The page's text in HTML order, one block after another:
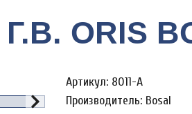
Г.В. ORIS
Артикул: 8011-A
Производитель: Bosal